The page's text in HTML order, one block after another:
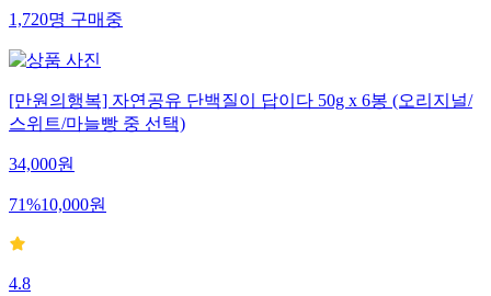
1,720명구매중
[만원의행복] 자연공유 단백질이 답이다 50g x 6봉 (오리지널/
스위트/마늘빵 중 선택)
34,000원
71%10,000원